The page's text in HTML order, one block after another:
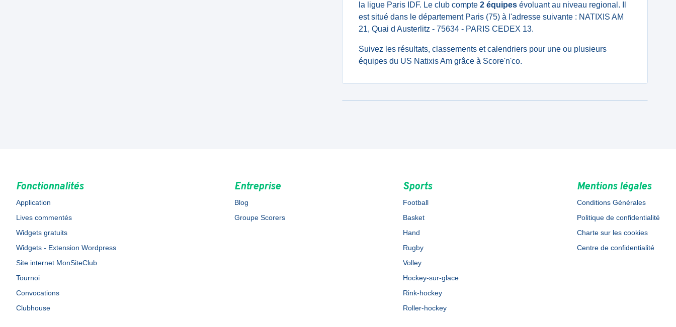
la ligue Paris IDF. Le club compte 2 équipes évoluant au niveau regional. Il
est situé dans le département Paris (75) à l'adresse suivante : NATIXIS AM
21, Quai d Austerlitz - 75634 - PARIS CEDEX 13.
Suivez les résultats, classements et calendriers pour une ou plusieurs
équipes du US Natixis Am grâce à Score'n'co.
Fonctionnalités
Application
Lives commentés
Widgets gratuits
Widgets - Extension Wordpress
Site internet MonSiteClub
Tournoi
Convocations
Clubhouse
Entreprise
Blog
Groupe Scorers
Sports
Football
Basket
Hand
Rugby
Volley
Hockey-sur-glace
Rink-hockey
Roller-hockey
Mentions légales
Conditions Générales
Politique de confidentialité
Charte sur les cookies
Centre de confidentialité